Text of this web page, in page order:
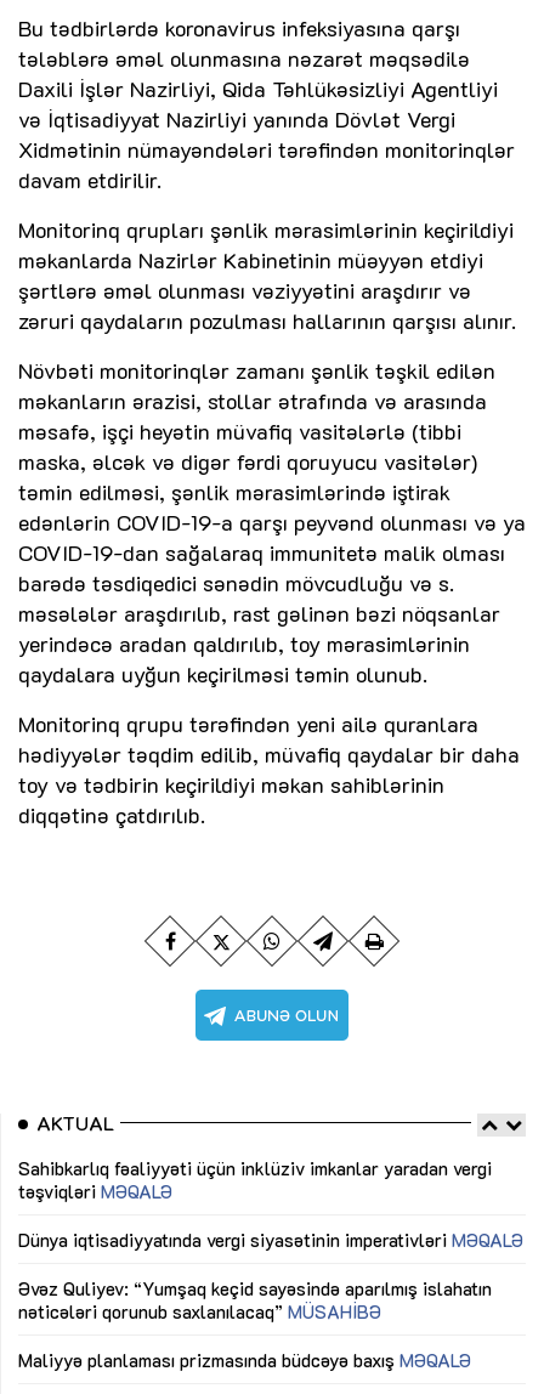
Bu tədbirlərdə koronavirus infeksiyasına qarşı
tələblərə əməl olunmasına nəzarət məqsədilə
Daxili İşlər Nazirliyi, Qida Təhlükəsizliyi Agentliyi
və İqtisadiyyat Nazirliyi yanında Dövlət Vergi
Xidmətinin nümayəndələri tərəfindən monitorinqlər
davam etdirilir.
Monitorinq qrupları şənlik mərasimlərinin keçirildiyi
məkanlarda Nazirlər Kabinetinin müəyyən etdiyi
şərtlərə əməl olunması vəziyyətini araşdırır və
zəruri qaydaların pozulması hallarının qarşısı alınır.
Növbəti monitorinqlər zamanı şənlik təşkil edilən
məkanların ərazisi, stollar ətrafında və arasında
məsafə, işçi heyətin müvafiq vasitələrlə (tibbi
maska, əlcək və digər fərdi qoruyucu vasitələr)
təmin edilməsi, şənlik mərasimlərində iştirak
edənlərin COVID-19-a qarşı peyvənd olunması və ya
COVID-19-dan sağalaraq immunitetə malik olması
barədə təsdiqedici sənədin mövcudluğu və s.
məsələlər araşdırılıb, rast gəlinən bəzi nöqsanlar
yerindəcə aradan qaldırılıb, toy mərasimlərinin
qaydalara uyğun keçirilməsi təmin olunub.
Monitorinq qrupu tərəfindən yeni ailə quranlara
hədiyyələr təqdim edilib, müvafiq qaydalar bir daha
toy və tədbirin keçirildiyi məkan sahiblərinin
diqqətinə çatdırılıb.
AKTUAL
Sahibkarlıq fəaliyyəti üçün inklüziv imkanlar yaradan vergi
təşviqləri MƏQALƏ
Dünya iqtisadiyyatında vergi siyasətinin imperativləri MƏQALƏ
Əvəz Quliyev: “Yumşaq keçid sayəsində aparılmış islahatın
nəticələri qorunub saxlanılacaq” MÜSAHİBƏ
Maliyyə planlaması prizmasında büdcəyə baxış MƏQALƏ